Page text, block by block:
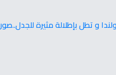
و تطل بإطلالة مثيرة للجدل..صور